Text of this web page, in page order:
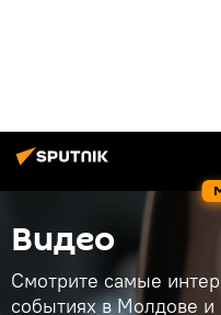
Видео
Смотрите самые
событиях в Молдове и